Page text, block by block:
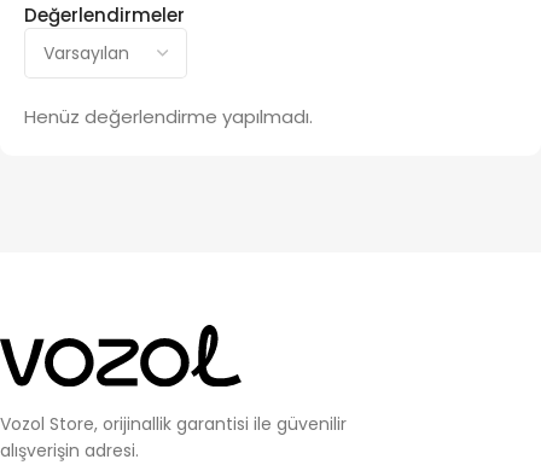
Değerlendirmeler
Henüz değerlendirme yapılmadı.
Vozol Store, orijinallik garantisi ile güvenilir
alışverişin adresi.